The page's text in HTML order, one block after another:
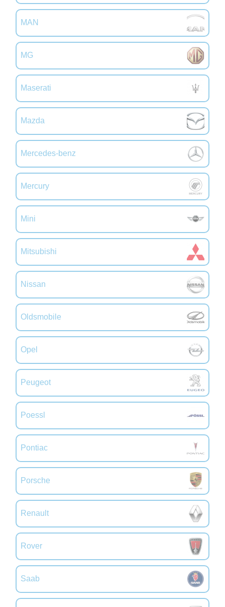
MAN
MG
Maserati
Mazda
Mercedes-benz
Mercury
Mini
Mitsubishi
Nissan
Oldsmobile
Opel
Peugeot
Poessl
Pontiac
Porsche
Renault
Rover
Saab